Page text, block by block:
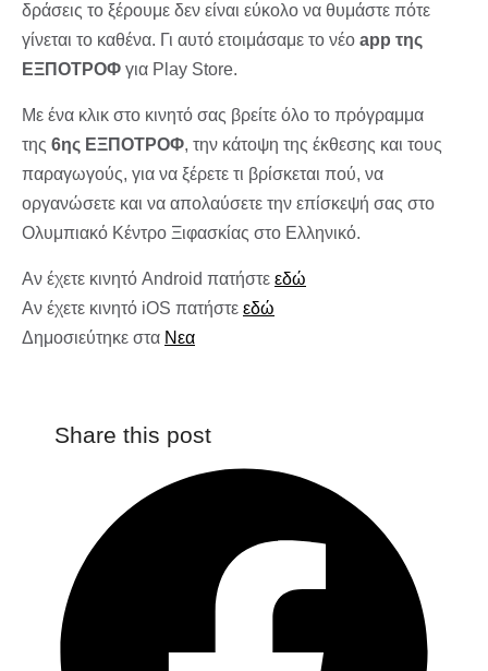
δράσεις το ξέρουμε δεν είναι εύκολο να θυμάστε πότε
γίνεται το καθένα. Γι αυτό ετοιμάσαμε το νέο app της
ΕΞΠΟΤΡΟΦ για Play Store.
Με ένα κλικ στο κινητό σας βρείτε όλο το πρόγραμμα
της 6ης ΕΞΠΟΤΡΟΦ, την κάτοψη της έκθεσης και τους
παραγωγούς, για να ξέρετε τι βρίσκεται πού, να
οργανώσετε και να απολαύσετε την επίσκεψή σας στο
Ολυμπιακό Κέντρο Ξιφασκίας στο Ελληνικό.
Αν έχετε κινητό Android πατήστε εδώ
Αν έχετε κινητό iOS πατήστε εδώ
Δημοσιεύτηκε στα Νεα
Share this post